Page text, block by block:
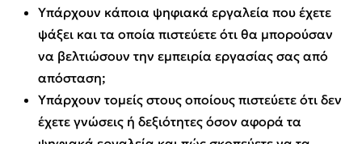
Υπάρχουν κάποια ψηφιακά εργαλεία που έχετε
ψάξει και τα οποία πιστεύετε ότι θα μπορούσαν
να βελτιώσουν την εμπειρία εργασίας σας από
απόσταση;
Υπάρχουν τομείς στους οποίους πιστεύετε ότι δεν
έχετε γνώσεις ή δεξιότητες όσον αφορά τα